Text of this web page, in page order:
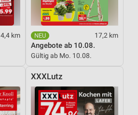
4,4 km 17,2 km
Angebote ab 10.08.
Gültig ab Mo. 10.08.
XXXLutz